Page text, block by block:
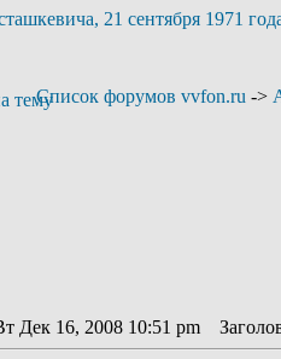
21 сентября 1971
Список форумов vvfon.ru ->
Дек 16, 2008 10:51 pm